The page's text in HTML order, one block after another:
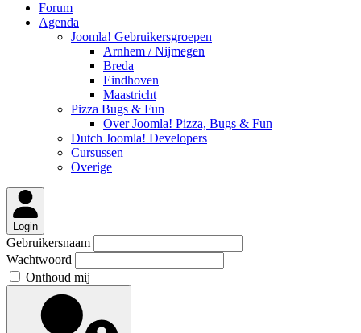
Forum
Agenda
Joomla! Gebruikersgroepen
Arnhem / Nijmegen
Breda
Eindhoven
Maastricht
Pizza Bugs & Fun
Over Joomla! Pizza, Bugs & Fun
Dutch Joomla! Developers
Cursussen
Overige
Login
Gebruikersnaam
Wachtwoord
Onthoud mij